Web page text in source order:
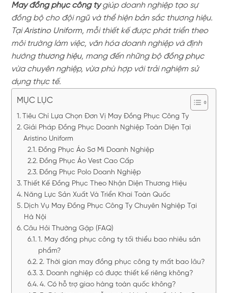
May đồng phục công tygiúp doanh nghiệp tạo sự
đồng bộ cho đội ngũ và thể hiện bản sắc thương hiệu.
TạiAristino Uniform, mỗi thiết kế được phát triển theo
môi trường làm việc, văn hóa doanh nghiệp và định
hướng thương hiệu, mang đến những bộ đồng phục
vừa chuyên nghiệp, vừa phù hợp với trải nghiệm sử
dụng thực tế.
MỤC LỤC
Tiêu Chí Lựa Chọn Đơn Vị May Đồng Phục Công Ty
Giải Pháp Đồng Phục Doanh Nghiệp Toàn Diện Tại
Aristino Uniform
Đồng Phục Áo Sơ Mi Doanh Nghiệp
Đồng Phục Áo Vest Cao Cấp
Đồng Phục Polo Doanh Nghiệp
Thiết Kế Đồng Phục Theo Nhận Diện Thương Hiệu
Năng Lực Sản Xuất Và Triển Khai Toàn Quốc
Dịch Vụ May Đồng Phục Công Ty Chuyên Nghiệp Tại
Hà Nội
Câu Hỏi Thường Gặp (FAQ)
1. May đồng phục công ty tối thiểu bao nhiêu sản
phẩm?
2. Thời gian may đồng phục công ty mất bao lâu?
3. Doanh nghiệp có được thiết kế riêng không?
4. Có hỗ trợ giao hàng toàn quốc không?